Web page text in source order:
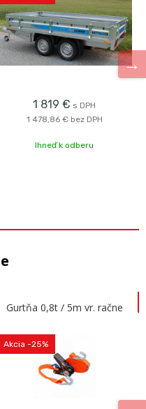
1 819 € s DPH
1 478,86 € bez DPH
Ihneď k odberu
Gurtňa 0,8t / 5m vr. račne
Akcia -25%